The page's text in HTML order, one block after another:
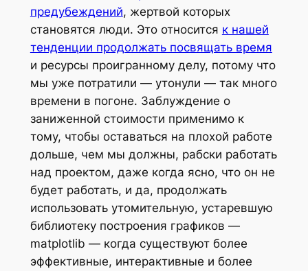
предубеждений, жертвой которых
становятся люди. Это относится к нашей
тенденции продолжать посвящать время
и ресурсы проигранному делу, потому что
мы уже потратили — утонули — так много
времени в погоне. Заблуждение о
заниженной стоимости применимо к
тому, чтобы оставаться на плохой работе
дольше, чем мы должны, рабски работать
над проектом, даже когда ясно, что он не
будет работать, и да, продолжать
использовать утомительную, устаревшую
библиотеку построения графиков —
matplotlib — когда существуют более
эффективные, интерактивные и более